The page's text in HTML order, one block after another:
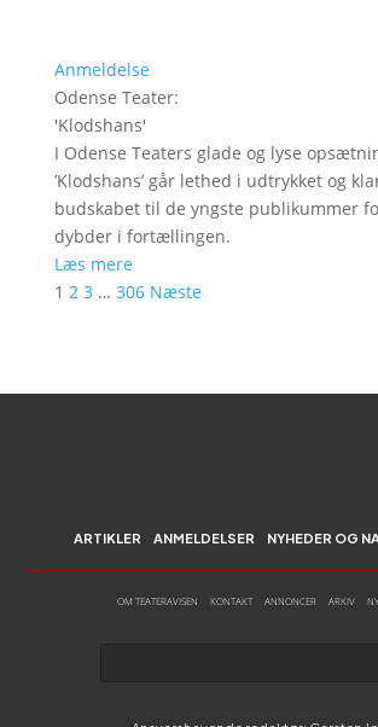
Anmeldelse
Odense Teater:
'Klodshans'
I Odense Teaters glade og lyse
’Klodshans’ går lethed i udtrykket og
budskabet til de yngste publikummer
dybder i fortællingen.
Læs mere
1 2 3 … 306 Næste
ARTIKLER ANMELDELSER NYHEDER OG
OM TEATERAVISEN KONTAKT ANNONCER ARKIV